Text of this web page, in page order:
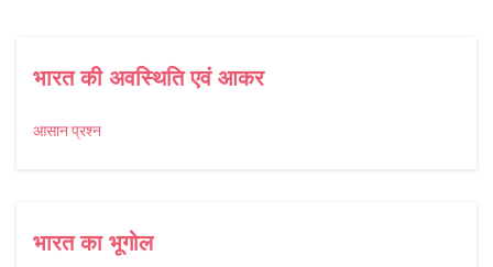
भारत की अवस्थिति एवं आकर
आसान प्रश्न
भारत का भूगोल